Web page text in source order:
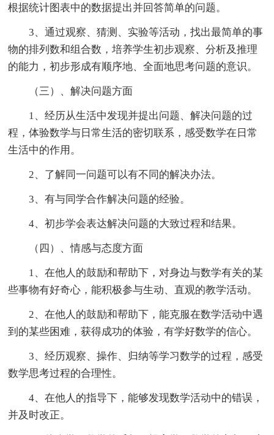
根据统计图表中的数据提出并回答简单的问题。
3、通过观察、猜测、实验等活动，找出最简单的事
物的排列数和组合数，培养学生初步观察、分析及推理
的能力，初步形成有顺序地、全面地思考问题的意识。
（三）、解决问题方面
1、经历从生活中发现并提出问题、解决问题的过
程，体验数学与日常生活的密切联系，感受数学在日常
生活中的作用。
2、了解同一问题可以有不同的解决办法。
3、有与同学合作解决问题的经验。
4、初步学会表达解决问题的大致过程和结果。
（四）、情感与态度方面
1、在他人的鼓励和帮助下，对身边与数学有关的某
些事物有好奇心，能积极参与生动、直观的教学活动。
2、在他人的鼓励和帮助下，能克服在数学活动中遇
到的某些困难，获得成功的体验，有学好数学的信心。
3、经历观察、操作、归纳等学习数学的过程，感受
数学思考过程的合理性。
4、在他人的指导下，能够发现数学活动中的错误，
并及时改正。